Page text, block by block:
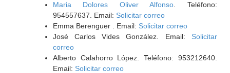
Maria Dolores Oliver Alfonso . Teléfono:
954557637. Email: Solicitar correo
Emma Berenguer . Email: Solicitar correo
José Carlos Vides González. Email: Solicitar
correo
Alberto Calahorro López. Teléfono: 953212640.
Email: Solicitar correo